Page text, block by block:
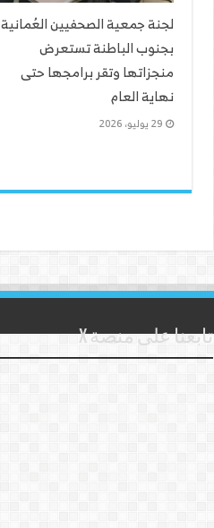
لجنة جمعية الصحفيين العُمانية
بجنوب الباطنة تستعرض
منجزاتها وتقر برامجها حتى
نهاية العام
29 يوليو، 2026
تابعنا على منصة X